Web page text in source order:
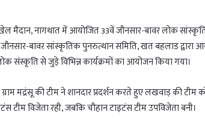
खेल मैदान, नागथात में आयोजित 33वें जौनसार-बावर लोक
बावर सांस्कृतिक पुनरुत्थान समिति, खत बहलाड द्वारा
संस्कृति से जुड़े विभिन्न कार्यक्रमों का आयोजन किया गया।
मद्रंसू की टीम ने शानदार प्रदर्शन करते हुए लखवाड़ की टीम
टीम विजेता रही, जबकि चौहान टाइटंस टीम उपविजेता बनी।